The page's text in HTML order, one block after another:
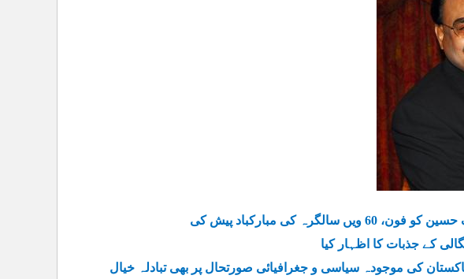
کی مبارکباد پیش کی
کے جذبات کا اظہار کیا
کی موجودہ سیاسی و جغرافیائی صورتحال پر بھی تبادلہ خیال